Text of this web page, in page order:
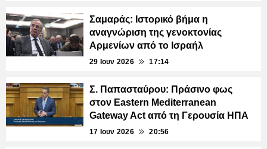
Σαμαράς: Ιστορικό βήμα η
αναγνώριση της γενοκτονίας
Αρμενίων από το Ισραήλ
29 Ιουν 2026 17:14
Σ. Παπασταύρου: Πράσινο φως
στον Eastern Mediterranean
Gateway Act από τη Γερουσία ΗΠΑ
17 Ιουν 2026 20:56